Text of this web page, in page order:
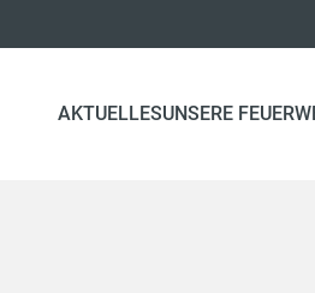
AKTUELLESUNSERE